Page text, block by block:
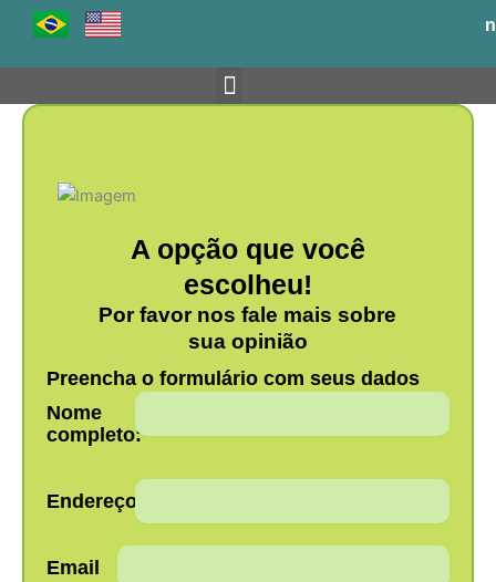
o
A opção que você
escolheu!
Por favor nos fale mais sobre
sua opinião
Preencha o formulário com seus dados
Nome
completo:
Endereço:
Email